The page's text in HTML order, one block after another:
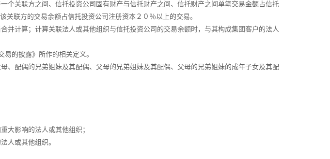
关联方之间、信托投资公司固有财产与信托财产之间、信托财产之间单笔交易金额占信托
联方的交易余额占信托投资公司注册资本２０％以上的交易。
计算；计算关联法人或其他组织与信托投资公司的交易余额时，与其构成集团客户的法人
的披露》所作的相关定义。
配偶的兄弟姐妹及其配偶、父母的兄弟姐妹及其配偶、父母的兄弟姐妹的成年子女及其配
大影响的法人或其他组织；
人或其他组织。